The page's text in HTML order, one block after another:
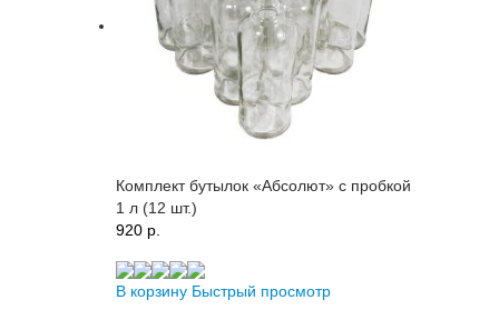
Комплект бутылок «Абсолют» с пробкой
1 л (12 шт.)
920 p.
В корзину Быстрый просмотр